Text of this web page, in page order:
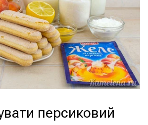
персиковий